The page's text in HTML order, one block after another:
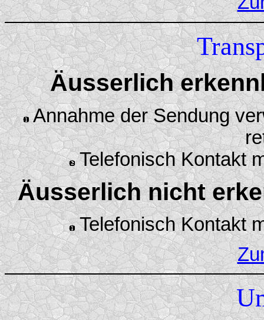
Äusserlich
Annahme der Sendung
Telefonisch Kontakt
Äusserlich nicht
Telefonisch Kontakt